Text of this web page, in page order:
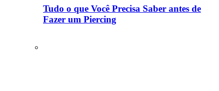
Tudo o que Você Precisa Saber antes de
Fazer um Piercing